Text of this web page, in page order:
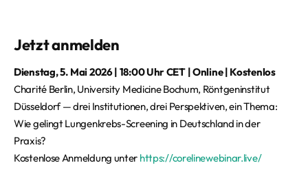
Jetzt anmelden
Dienstag, 5. Mai 2026 | 18:00 Uhr CET | Online | Kostenlos
Charité Berlin, University Medicine Bochum, Röntgeninstitut
Düsseldorf — drei Institutionen, drei Perspektiven, ein Thema:
Wie gelingt Lungenkrebs-Screening in Deutschland in der
Praxis?
Kostenlose Anmeldung unter https://corelinewebinar.live/